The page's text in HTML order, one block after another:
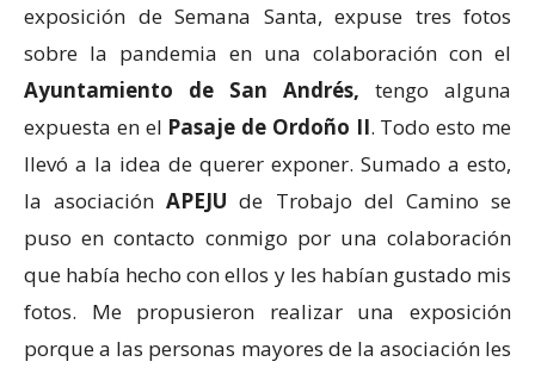
exposición de Semana Santa, expuse tres fotos
sobre la pandemia en una colaboración con el
Ayuntamiento de San Andrés, tengo alguna
expuesta en el Pasaje de Ordoño II. Todo esto me
llevó a la idea de querer exponer. Sumado a esto,
la asociaciónAPEJU de Trobajo del Camino se
puso en contacto conmigo por una colaboración
que había hecho con ellos y les habían gustado mis
fotos. Me propusieron realizar una exposición
porque a las personas mayores de la asociación les